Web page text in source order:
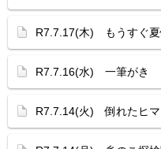
R7.7.17(木) もうすぐ
R7.7.16(水) 一筆がき
R7.7.14(火) 倒れたヒマ